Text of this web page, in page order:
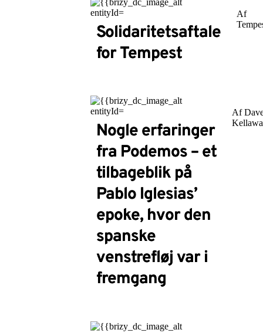
Solidaritetsaftale
for Tempest
Af
Nogle erfaringer
fra Podemos – et
tilbageblik på
Pablo Iglesias’
epoke, hvor den
spanske
venstrefløj var i
fremgang
Af